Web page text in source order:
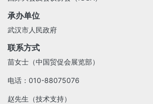
承办单位
武汉市人民政府
联系方式
苗女士（中国贸促会展览部）
电话：010-88075076
赵先生（技术支持）